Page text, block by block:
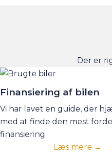
Der er
Finansiering af bilen
Vi har lavet en guide, der
med at finde den mest
finansiering.
Læs mere →